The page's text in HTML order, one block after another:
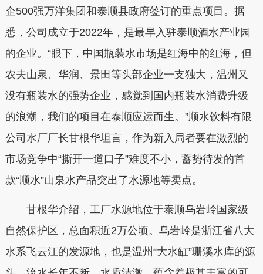
企500强万洋集团和泰顺县政府签订的重点项目。据
悉，公司成立于2022年，是最早入驻泰顺酒水产业园
的企业。“眼下，中国瓶装水市场是红海中的红海，但
农夫山泉、华润、景田等头部企业一支独大，温州又
没有瓶装水的强势企业，感觉到国内瓶装水消费升级
的浪潮，我们的项目在泰顺应运而生。”顺水饮料有限
公司水厂厂长甘根华坦言，作为新入局者要在激烈的
市场竞争中“撕开一道口子”难度不小，蓄势待发的首
款“顺水”山泉水产品突出了水源地等卖点。
甘根华介绍，工厂水源地位于泰顺乌岩岭国家级
自然保护区，总面积近2万公顷。乌岩岭是浙江省八大
水系飞云江的发源地，也是温州“大水缸”珊溪水库的源